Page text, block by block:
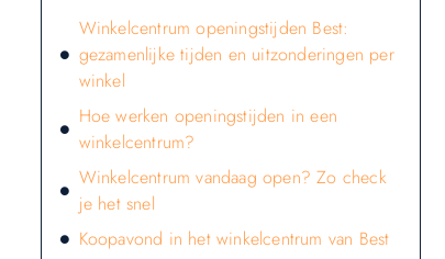
Winkelcentrum openingstijden Best:
gezamenlijke tijden en uitzonderingen per
winkel
Hoe werken openingstijden in een
winkelcentrum?
Winkelcentrum vandaag open? Zo check
je het snel
Koopavond in het winkelcentrum van Best